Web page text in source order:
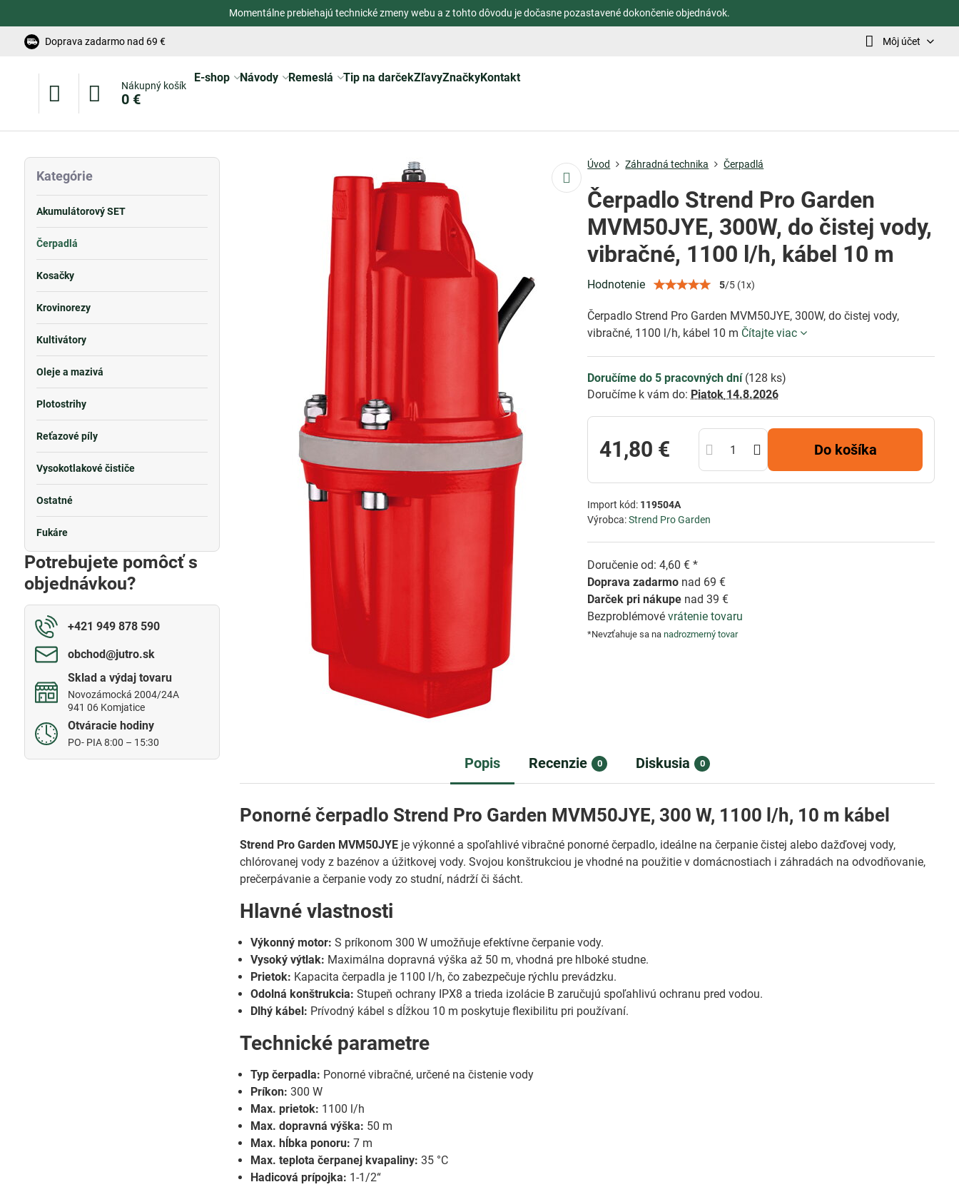
Momentálne prebiehajú technické zmeny webu a z tohto dôvodu je dočasne pozastavené dokončenie objednávok.
Doprava zadarmo nad 69 € Môj účet
Nákupný košík
0 €
E-shop Návody Remeslá Tip na darčekZľavyZnačkyKontakt
Úvod Záhradná technika Čerpadlá
Čerpadlo Strend Pro Garden
MVM50JYE, 300W, do čistej vody,
vibračné, 1100 l/h, kábel 10 m
Hodnotenie 5/5 (1x)
Čerpadlo Strend Pro Garden MVM50JYE, 300W, do čistej vody,
vibračné, 1100 l/h, kábel 10 m Čítajte viac
Doručíme do 5 pracovných dní (128 ks)
Doručíme k vám do: Piatok 14.8.2026
41,80 € Do košíka
Import kód: 119504A
Výrobca:Strend Pro Garden
Doručenie od: 4,60 € *
Doprava zadarmo nad 69 €
Darček pri nákupe nad 39 €
Bezproblémovévrátenie tovaru
*Nevzťahuje sa nanadrozmerný tovar
Popis Recenzie 0 Diskusia 0
Ponorné čerpadlo Strend Pro Garden MVM50JYE, 300 W, 1100 l/h, 10 m kábel
Strend Pro Garden MVM50JYE je výkonné a spoľahlivé vibračné ponorné čerpadlo, ideálne na čerpanie čistej alebo dažďovej vody,
chlórovanej vody z bazénov a úžitkovej vody. Svojou konštrukciou je vhodné na použitie v domácnostiach i záhradách na odvodňovanie,
prečerpávanie a čerpanie vody zo studní, nádrží či šácht.
Hlavné vlastnosti
Výkonný motor: S príkonom 300 W umožňuje efektívne čerpanie vody.
Vysoký výtlak: Maximálna dopravná výška až 50 m, vhodná pre hlboké studne.
Prietok: Kapacita čerpadla je 1100 l/h, čo zabezpečuje rýchlu prevádzku.
Odolná konštrukcia: Stupeň ochrany IPX8 a trieda izolácie B zaručujú spoľahlivú ochranu pred vodou.
Dlhý kábel: Prívodný kábel s dĺžkou 10 m poskytuje flexibilitu pri používaní.
Technické parametre
Typ čerpadla: Ponorné vibračné, určené na čistenie vody
Príkon: 300 W
Max. prietok: 1100 l/h
Max. dopravná výška: 50 m
Max. hĺbka ponoru: 7 m
Max. teplota čerpanej kvapaliny: 35 °C
Hadicová prípojka: 1-1/2“
Kategórie
Akumulátorový SET
Čerpadlá
Kosačky
Krovinorezy
Kultivátory
Oleje a mazivá
Plotostrihy
Reťazové píly
Vysokotlakové čističe
Ostatné
Fukáre
Potrebujete pomôcť s
objednávkou?
+421 949 878 590
obchod​@jutro​.sk
Sklad a výdaj tovaru
Novozámocká 2004/24A
941 06 Komjatice
Otváracie hodiny
PO- PIA 8:00 – 15:30